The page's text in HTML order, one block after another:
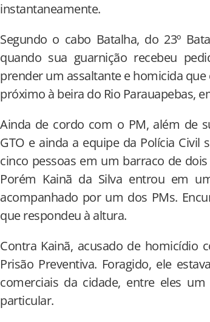
instantaneamente.
Segundo o cabo Batalha, do 23º
quando sua guarnição recebeu
prender um assaltante e homicida
próximo à beira do Rio Parauapebas,
Ainda de cordo com o PM, além de
GTO e ainda a equipe da Polícia Civil
cinco pessoas em um barraco de
Porém Kainã da Silva entrou em
acompanhado por um dos PMs.
que respondeu à altura.
Contra Kainã, acusado de homicídio
Prisão Preventiva. Foragido, ele
comerciais da cidade, entre eles
particular.